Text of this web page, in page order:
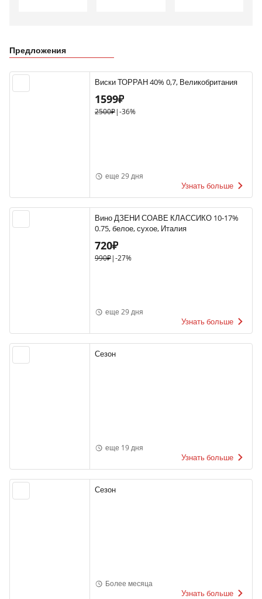
Предложения
Виски ТОРРАН 40% 0,7, Великобритания
1599₽
2500₽|-36%
еще 29 дня
Узнать больше
Вино ДЗЕНИ СОАВЕ КЛАССИКО 10-17%
0.75, белое, сухое, Италия
720₽
990₽|-27%
еще 29 дня
Узнать больше
Сезон
еще 19 дня
Узнать больше
Сезон
Более месяца
Узнать больше